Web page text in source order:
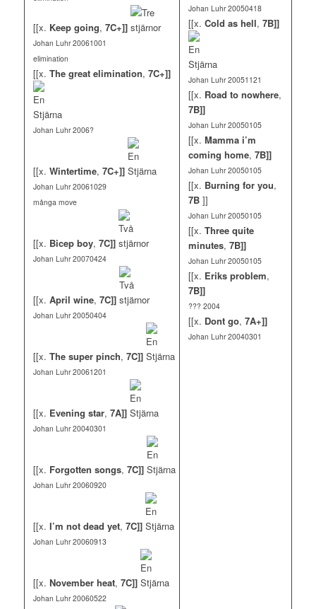
[[x. Keep going, 7C+]]
Johan Luhr 20061001
elimination
[[x. The great elimination, 7C+]]
Johan Luhr 2006?
[[x. Wintertime, 7C+]]
Johan Luhr 20061029
många move
[[x. Bicep boy, 7C]]
Johan Luhr 20070424
[[x. April wine, 7C]]
Johan Luhr 20050404
[[x. The super pinch, 7C]]
Johan Luhr 20061201
[[x. Evening star, 7A]]
Johan Luhr 20040301
[[x. Forgotten songs, 7C]]
Johan Luhr 20060920
[[x. I’m not dead yet, 7C]]
Johan Luhr 20060913
[[x. November heat, 7C]]
Johan Luhr 20060522
Johan Luhr 20050418
[[x. Cold as hell, 7B]]
Johan Luhr 20051121
[[x. Road to nowhere,
7B]]
Johan Luhr 20050105
[[x. Mamma i’m
coming home, 7B]]
Johan Luhr 20050105
[[x. Burning for you,
7B]]
Johan Luhr 20050105
[[x. Three quite
minutes, 7B]]
Johan Luhr 20050105
[[x. Eriks problem,
7B]]
??? 2004
[[x. Dont go, 7A+]]
Johan Luhr 20040301